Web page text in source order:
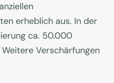
erheblich aus. In der
ca. 50.000
Verschärfungen